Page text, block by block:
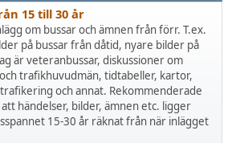
15 till 30 år
om bussar och ämnen från förr. T.ex.
på bussar från dåtid, nyare bilder på
är veteranbussar, diskussioner om
trafikhuvudmän, tidtabeller, kartor,
och annat. Rekommenderade
händelser, bilder, ämnen etc. ligger
15-30 år räknat från när inlägget